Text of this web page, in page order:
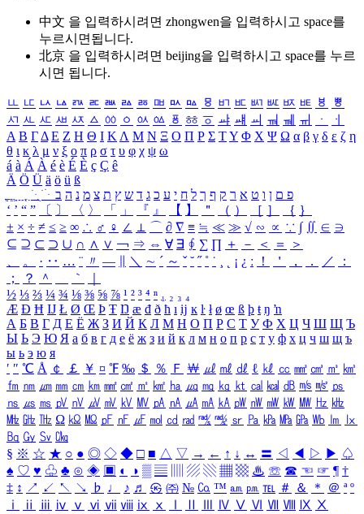
中文 을 입력하시려면 zhongwen을 입력하시고 space를
누르시면됩니다.
北京 을 입력하시려면 beijing을 입력하시고 space를 누르
시면 됩니다.
ㅥ ㅦ ㅧ ㅨ ㅩ ㅪ ㅫ ㅬ ㅭ ㅮ ㅯ ㅰ ㅱ ㅲ ㅳ ㅴ ㅵ ㅶ ㅷ ㅸ
ㅹ
ㅺ ㅻ ㅼ ㅽ ㅾ ㅿ ㆀ ㆁ ㆂ ㆃ ㆄ ㆅ ㆆ ㆇ ㆈ ㆉ ㆊ ㆋ ㆌ ㆍ
ㆎ
Α Β ΓΔ Ε Ζ Η Θ Ι ΚΛ Μ Ν Ξ Ο Π Ρ Σ ΤΥ Φ Χ Ψ Ω α β γ δ ε ζ η
θ ι κ λ μ ν ξ ο π ρ σ τ υ φ χ ψ ω
á à Á À é è É È ç Ç ê
Ä Ö Ü ä ö ü ß
ִֶֹ ֻּ ׁׂ פ ם ן ו ט א ר ק ף ך ל ח י ע כ ג ד ש ץ ת צ מ נ ה ב
‘ ’ “ ” 〔 〕 〈 〉 「 」 『 』 【 】 ＂ （ ） ［ ］ ｛ ｝
± × ÷ ≠ ≤ ≥ ∞ ∴ ♂ ♀ ∠ ⊥ ⌒ ∂ ∇ ≡ ≒ ≪ ≫ √ ∽ ∝ ∵ ∫ ∬ ∈ ∋
⊆ ⊇ ⊂ ⊃ ∪ ∩ ∧ ∨ ￢ ⇒ ⇔ ∀ ∃ ∮ ∑ ∏ ＋ － ＜ ＝
＞
、
。 · ‥ … ¨ 〃 ― ＼ ∼ ´ ～ ˇ ˘ ˝ ˚ ˙ ¸ ¡ ¿ ː ！ ＇ ， ． ／
：
；
？ ＾ ｀
½ ⅓ ⅔ ¼ ¾ ⅛ ⅜ ⅝ ⅞ ¹ ² ³ ⁴ ⁿ ₁ ₂ ₃ ₄
Æ Ð Ħ Ĳ Ł Ø Œ Þ Ŧ Ŋ æ đ ð ħ ı ĳ ĸ ŀ ł ø œ ß þ ŧ ŋ ŉ
А Б В Г Д Е Ё Ж З И Й К Л М Н О П Р С Т У Ф Х Ц Ч Ш Щ Ъ
Ы Ь Э Ю Я а б в г д е ё ж з и й к л м н о п р с т у ф х ц ч ш щ ъ
ы ь э ю я
′ ″ ℃ Å ￠ ￡ ￥ ¤ ℉ ‰ ＄ ％ Ｆ ￦ ㎕ ㎖ ㎗ ℓ ㎘ ㏄ ㎣ ㎤ ㎥ ㎦
㎙ ㎚ ㎛ ㎜ ㎝ ㎞ ㎟ ㎠ ㎡ ㎢ ㏊ ㎍ ㎎ ㎏ ㏏ ㎈ ㎉ ㏈ ㎧ ㎨ ㎰
㎱ ㎲ ㎳ ㎴ ㎵ ㎶ ㎷ ㎸ ㎹ ㎀ ㎁ ㎂ ㎃ ㎄ ㎺ ㎻ ㎽ ㎾ ㎿ ㎐ ㎑
㎒ ㎓ ㎔ Ω ㏀ ㏁ ㎊ ㎋ ㎌ ㏖ ㏅ ㎭ ㎮ ㎯ ㏛ ㎩ ㎪ ㎫ ㎬ ㏝ ㏐
㏓
㏃ ㏉ ㏜ ㏆
§ ※ ☆ ★ ○ ● ◎ ◇ ◆ □ ■ △ ▽ → ← ↑ ↓ ↔ 〓 ◁ ◀ ▷ ▶ ♤
♠ ♡ ♥ ♧ ♣ ⊙ ◈ ▣ ◐ ◑ ▒ ▤ ▨ ▧ ▦ ▩ ♨ ☏ ☎ ☜ ☞ ¶ †
‡ ↕ ↗ ↙ ↖ ↘ ♭ ♩ ♪ ♬ ㉿ ㈜ № ㏇ ™ ㏂ ㏘ ℡ ＃ ＆ ＊ ＠ ª º
ⅰ
ⅱ ⅲ ⅳ ⅴ ⅵ ⅶ ⅷ ⅸ ⅹ Ⅳ Ⅴ Ⅵ Ⅶ Ⅷ Ⅸ Ⅹ